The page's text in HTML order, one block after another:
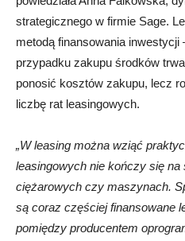
strategicznego w firmie Sage.
metodą finansowania inwestycji
przypadku zakupu środków
ponosić kosztów zakupu, lecz
liczbę rat leasingowych.
„W leasing można wziąć
leasingowych nie kończy się
ciężarowych czy maszynach.
są coraz częściej finansowane
pomiędzy producentem